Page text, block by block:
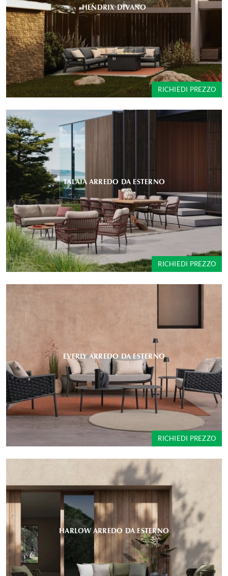
HENDRIX DIVANO
RICHIEDI PREZZO
TALAIA ARREDO DA ESTERNO
RICHIEDI PREZZO
EVERLY ARREDO DA ESTERNO
RICHIEDI PREZZO
HARLOW ARREDO DA ESTERNO